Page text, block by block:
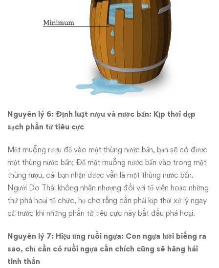
Nguyên lý 6: Định luật rượu và nước bẩn: Kịp thời dẹp
sạch phần tử tiêu cực
Một muỗng rượu đổ vào một thùng nước bẩn, bạn sẽ có được
một thùng nước bẩn; Đổ một muỗng nước bẩn vào trong một
thùng rượu, cái bạn nhận được vẫn là một thùng nước bẩn.
Người Do Thái không nhân nhượng đối với tổ viên hoặc những
thứ phá hoại tổ chức, họ cho rằng cần phải kịp thời xử lý ngay
cả trước khi những phần tử tiêu cực này bắt đầu phá hoại.
Nguyên lý 7: Hiệu ứng ruồi ngựa: Con ngựa lười biếng ra
sao, chỉ cần có ruồi ngựa cắn chích cũng sẽ hăng hái
tinh thần